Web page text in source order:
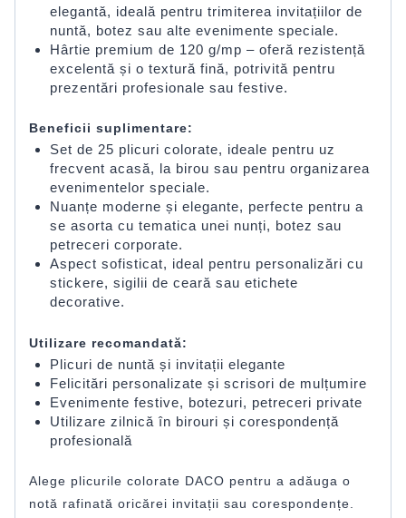
elegantă, ideală pentru trimiterea invitațiilor de
nuntă, botez sau alte evenimente speciale.
Hârtie premium de 120 g/mp – oferă rezistență
excelentă și o textură fină, potrivită pentru
prezentări profesionale sau festive.
Beneficii suplimentare:
Set de 25 plicuri colorate, ideale pentru uz
frecvent acasă, la birou sau pentru organizarea
evenimentelor speciale.
Nuanțe moderne și elegante, perfecte pentru a
se asorta cu tematica unei nunți, botez sau
petreceri corporate.
Aspect sofisticat, ideal pentru personalizări cu
stickere, sigilii de ceară sau etichete
decorative.
Utilizare recomandată:
Plicuri de nuntă și invitații elegante
Felicitări personalizate și scrisori de mulțumire
Evenimente festive, botezuri, petreceri private
Utilizare zilnică în birouri și corespondență
profesională
Alege plicurile colorate DACO pentru a adăuga o
notă rafinată oricărei invitații sau corespondențe.